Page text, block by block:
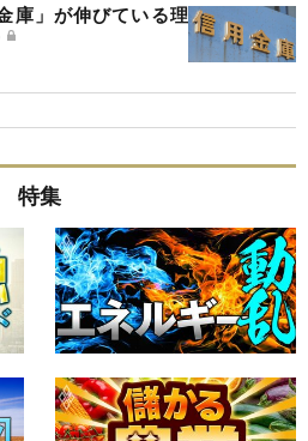
庫」が伸びている理
特集